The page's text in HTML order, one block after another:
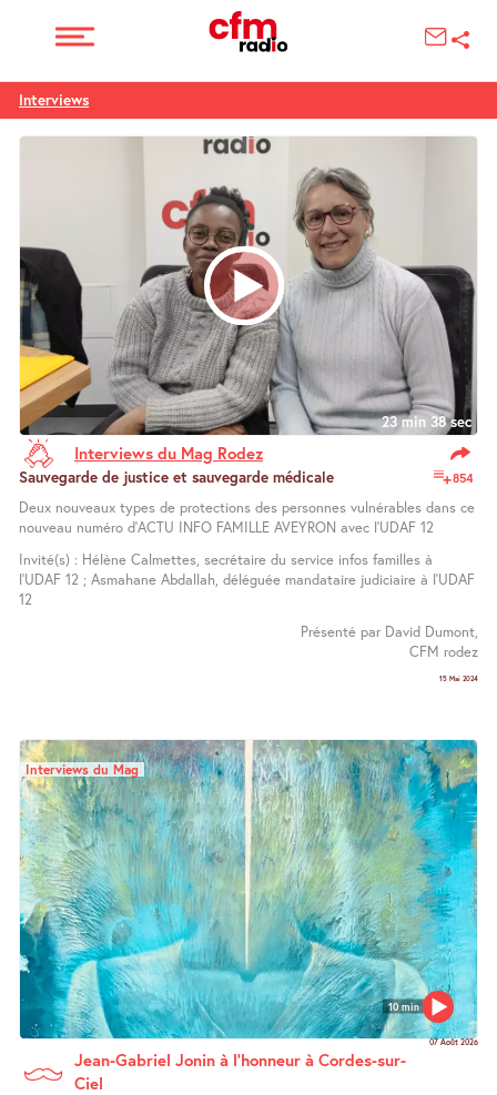
Interviews
23 min 38 sec
Interviews du Mag Rodez
854
Sauvegarde de justice et sauvegarde médicale
Deux nouveaux types de protections des personnes vulnérables dans ce
nouveau numéro d’ACTU INFO FAMILLE AVEYRON avec l’UDAF 12
Invité(s) : Hélène Calmettes, secrétaire du service infos familles à
l’UDAF 12 ; Asmahane Abdallah, déléguée mandataire judiciaire à l’UDAF
12
Présenté par David Dumont,
CFM rodez
15 Mai 2024
10 min
Interviews du Mag
07 Août 2026
Jean-Gabriel Jonin à l’honneur à Cordes-sur-
Ciel